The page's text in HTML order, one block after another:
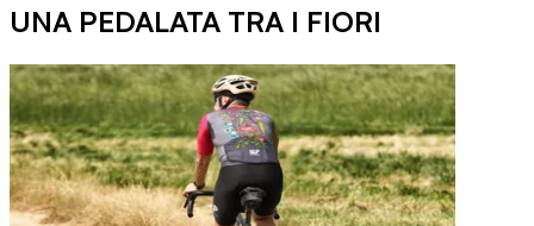
UNA PEDALATA TRA I FIORI